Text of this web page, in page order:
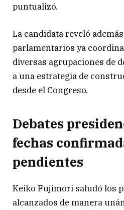
puntualizó.
La candidata reveló
parlamentarios ya
diversas agrupaciones de
a una estrategia de
desde el Congreso.
Debates
fechas
pendientes
Keiko Fujimori saludó los
alcanzados de manera